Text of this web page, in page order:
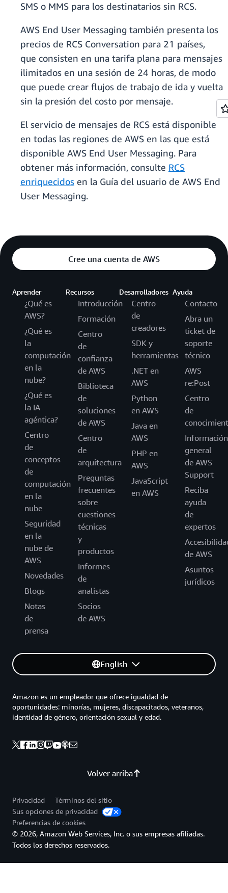
SMS o MMS para los destinatarios sin RCS.
AWS End User Messaging también presenta los
precios de RCS Conversation para 21 países,
que consisten en una tarifa plana para mensajes
ilimitados en una sesión de 24 horas, de modo
que puede crear flujos de trabajo de ida y vuelta
sin la presión del costo por mensaje.
El servicio de mensajes de RCS está disponible
en todas las regiones de AWS en las que está
disponible AWS End User Messaging. Para
obtener más información, consulte RCS
enriquecidos en la Guía del usuario de AWS End
User Messaging.
Cree una cuenta de AWS
Aprender
¿Qué es
AWS?
¿Qué es
la
computación
en la
nube?
¿Qué es
la IA
agéntica?
Centro
de
conceptos
de
computación
en la
nube
Seguridad
en la
nube de
AWS
Novedades
Blogs
Notas
de
prensa
Recursos
Introducción
Formación
Centro
de
confianza
de AWS
Biblioteca
de
soluciones
de AWS
Centro
de
arquitectura
Preguntas
frecuentes
sobre
cuestiones
técnicas
y
productos
Informes
de
analistas
Socios
de AWS
Desarrolladores
Centro
de
creadores
SDK y
herramientas
.NET en
AWS
Python
en AWS
Java en
AWS
PHP en
AWS
JavaScript
en AWS
Ayuda
Contacto
Abra un
ticket de
soporte
técnico
AWS
re:Post
Centro
de
Información
general
de AWS
Support
Reciba
ayuda
de
expertos
de AWS
Asuntos
jurídicos
English
Volver arriba
Amazon es un empleador que ofrece igualdad de
oportunidades: minorías, mujeres, discapacitados, veteranos,
identidad de género, orientación sexual y edad.
Privacidad
Términos del sitio
Sus opciones de privacidad
Preferencias de cookies
© 2026, Amazon Web Services, Inc. o sus empresas afiliadas.
Todos los derechos reservados.